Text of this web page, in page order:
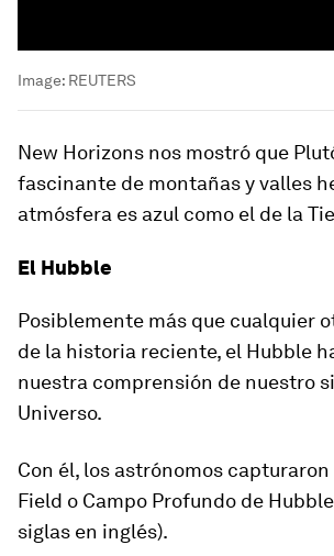
Image: REUTERS
New Horizons nos mostró que
fascinante de montañas y valles
atmósfera es azul como el de la
El Hubble
Posiblemente más que cualquier
de la historia reciente, el Hubble
nuestra comprensión de nuestro
Universo.
Con él, los astrónomos
Field o Campo Profundo de
siglas en inglés).